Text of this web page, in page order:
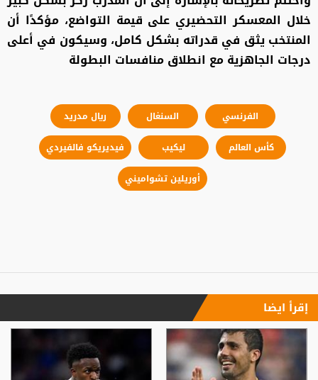
خلال المعسكر التحضيري على قيمة التواضع، مؤكدًا أن
المنتخب يثق في قدراته بشكل كامل، وسيكون في أعلى
درجات الجاهزية مع انطلاق منافسات البطولة
الفرنسي السنغال
ريال مدريد
كأس العالم
ليكيب
فيديريكو فالفيردي
أوريلين تشواميني
إقرأ ايضا